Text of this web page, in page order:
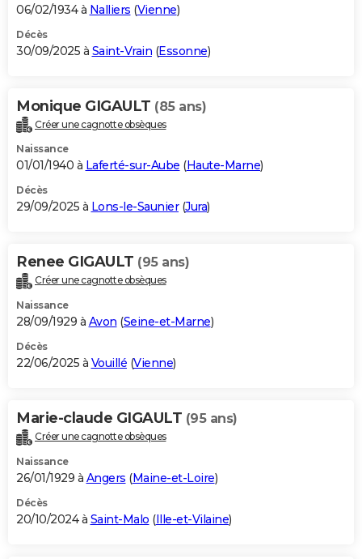
06/02/1934 à Nalliers (Vienne)
Décès
30/09/2025 à Saint-Vrain (Essonne)
Monique GIGAULT (85 ans)
Créer une cagnotte obsèques
Naissance
01/01/1940 à Laferté-sur-Aube (Haute-Marne)
Décès
29/09/2025 à Lons-le-Saunier(Jura)
Renee GIGAULT (95 ans)
Créer une cagnotte obsèques
Naissance
28/09/1929 à Avon (Seine-et-Marne)
Décès
22/06/2025 à Vouillé (Vienne)
Marie-claude GIGAULT (95 ans)
Créer une cagnotte obsèques
Naissance
26/01/1929 à Angers (Maine-et-Loire)
Décès
20/10/2024 à Saint-Malo (Ille-et-Vilaine)